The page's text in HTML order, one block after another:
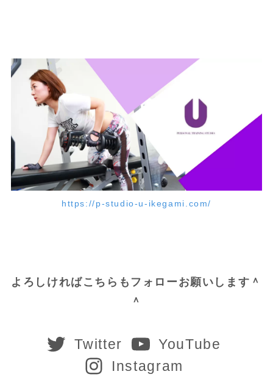
https://p-studio-u-ikegami.com/
よろしければこちらもフォローお願いします＾
＾
Twitter
YouTube
Instagram